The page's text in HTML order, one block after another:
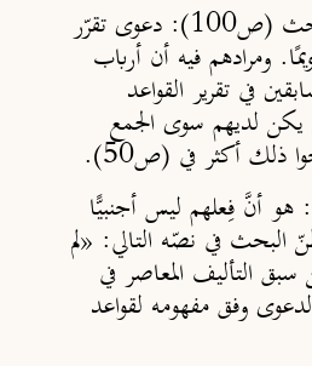
قالوا في عنوان أحد المباحث (ص100): دعوى تقرّر
ومرادهم فيه أن أرباب
في تقرير القواعد
يكن لديهم سوى الجمع
ذلك أكثر في (ص50).
هو أنَّ فِعلهم ليس أجنبيًّا
البحث في نصّه التالي: «لم
التأليف المعاصر في
وفق مفهومه لقواعد